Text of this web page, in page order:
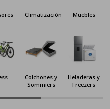
Climatización Muebles
Colchones y
Sommiers
Heladeras y
Freezers